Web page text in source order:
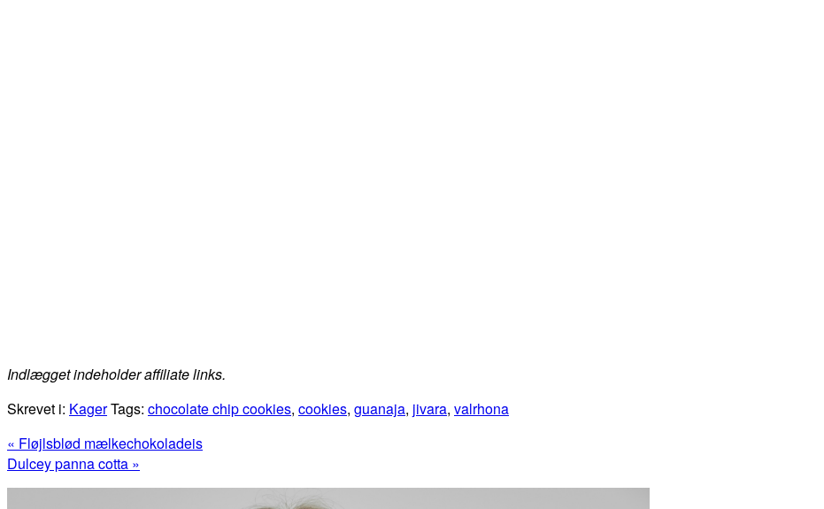
Indlægget indeholder affiliate links.
Skrevet i: KagerTags: chocolate chip cookies, cookies, guanaja, jivara, valrhona
Previous
Post:
« Fløjlsblød mælkechokoladeis
Next
Post:
Dulcey panna cotta »